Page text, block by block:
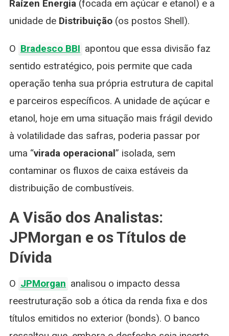
Raízen Energia(focada em açúcar e etanol) e a
unidade de Distribuição(os postos Shell).
O Bradesco BBI apontou que essa divisão faz
sentido estratégico, pois permite que cada
operação tenha sua própria estrutura de capital
e parceiros específicos. A unidade de açúcar e
etanol, hoje em uma situação mais frágil devido
à volatilidade das safras, poderia passar por
uma “virada operacional” isolada, sem
contaminar os fluxos de caixa estáveis da
distribuição de combustíveis.
A Visão dos Analistas:
JPMorgan e os Títulos de
Dívida
O JPMorgan analisou o impacto dessa
reestruturação sob a ótica da renda fixa e dos
títulos emitidos no exterior (bonds). O banco